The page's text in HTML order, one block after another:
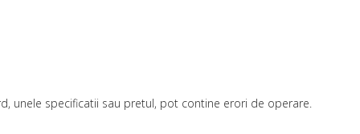
unele specificatii sau pretul, pot contine erori de operare.